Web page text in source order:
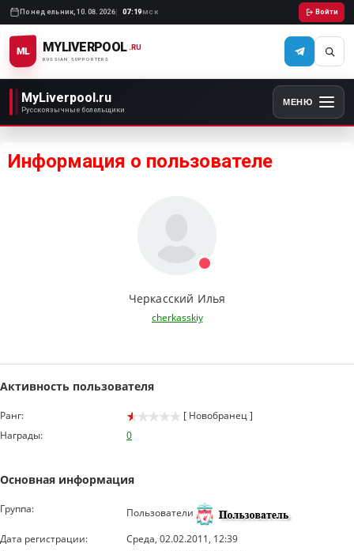
Понедельник, 10.08.2026 07:19 МСК Войти
ML MYLIVERPOOL
RUSSIAN SUPPORTERS
.RU
MyLiverpool.ru
Русскоязычные болельщики
МЕНЮ
Информация о пользователе
Черкасский Илья
cherkasskiy
Активность пользователя
Ранг:
[ Новобранец ]
Награды:
0
Основная информация
Группа:
Пользователи
Дата регистрации:
Среда, 02.02.2011, 12:39